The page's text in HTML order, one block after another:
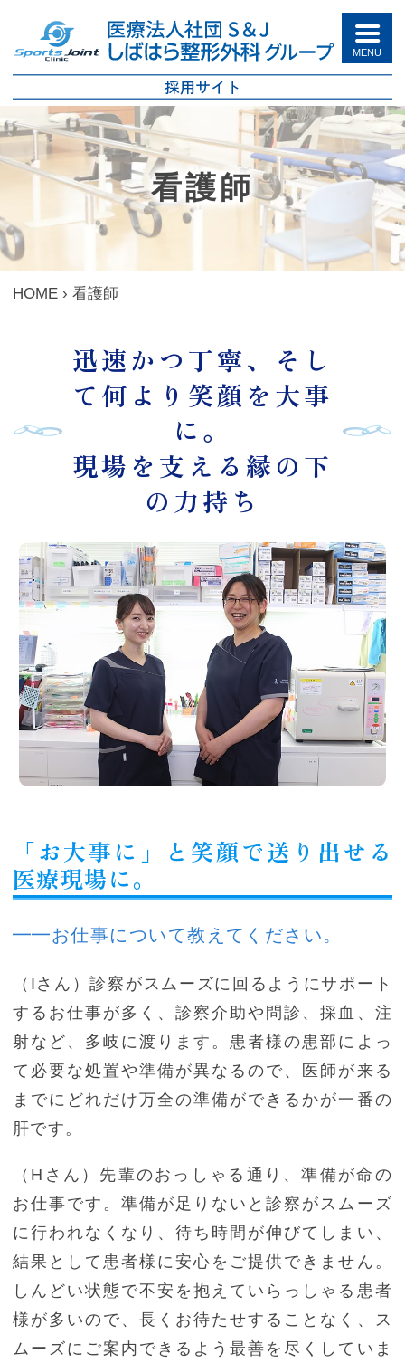
content
採用サイト
看護師
HOME › 看護師
迅速かつ丁寧、そし
て何より笑顔を大事
に。
現場を支える縁の下
の力持ち
「お大事に」と笑顔で送り出せる
医療現場に。
━━お仕事について教えてください。
（Iさん）診察がスムーズに回るようにサポート
するお仕事が多く、診察介助や問診、採血、注
射など、多岐に渡ります。患者様の患部によっ
て必要な処置や準備が異なるので、医師が来る
までにどれだけ万全の準備ができるかが一番の
肝です。
（Hさん）先輩のおっしゃる通り、準備が命の
お仕事です。準備が足りないと診察がスムーズ
に行われなくなり、待ち時間が伸びてしまい、
結果として患者様に安心をご提供できません。
しんどい状態で不安を抱えていらっしゃる患者
様が多いので、長くお待たせすることなく、ス
ムーズにご案内できるよう最善を尽くしていま